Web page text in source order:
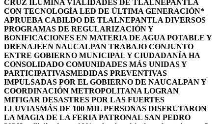
CRUZ ILUMINA VIALIDADES DE TLALNEPANTLA
CON TECNOLOGÍA LED DE ÚLTIMA GENERACIÓN*
APRUEBA CABILDO DE TLALNEPANTLA DIVERSOS
PROGRAMAS DE REGULARIZACIÓN Y
BONIFICACIONES EN MATERIA DE AGUA POTABLE Y
DRENAJEEN NAUCALPAN TRABAJO CONJUNTO
ENTRE GOBIERNO MUNICIPAL Y CIUDADANÍA HA
CONSOLIDADO COMUNIDADES MÁS UNIDAS Y
PARTICIPATIVASMEDIDAS PREVENTIVAS
IMPULSADAS POR EL GOBIERNO DE NAUCALPAN Y
COORDINACIÓN METROPOLITANA LOGRAN
MITIGAR DESASTRES POR LAS FUERTES
LLUVIASMÁS DE 100 MIL PERSONAS DISFRUTARON
LA MAGIA DE LA FERIA PATRONAL SAN PEDRO